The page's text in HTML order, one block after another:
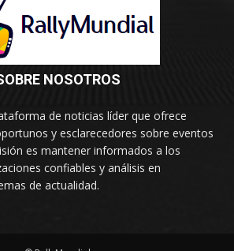
NOSOTROS
de noticias líder que ofrece
y esclarecedores sobre eventos
es mantener informados a los
confiables y análisis en
de actualidad.